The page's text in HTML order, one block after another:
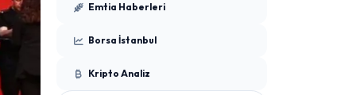
Emtia Haberleri
Borsa İstanbul
Kripto Analiz